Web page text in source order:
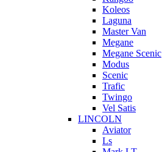
Koleos
Laguna
Master Van
Megane
Megane Scenic
Modus
Scenic
Trafic
Twingo
Vel Satis
LINCOLN
Aviator
Ls